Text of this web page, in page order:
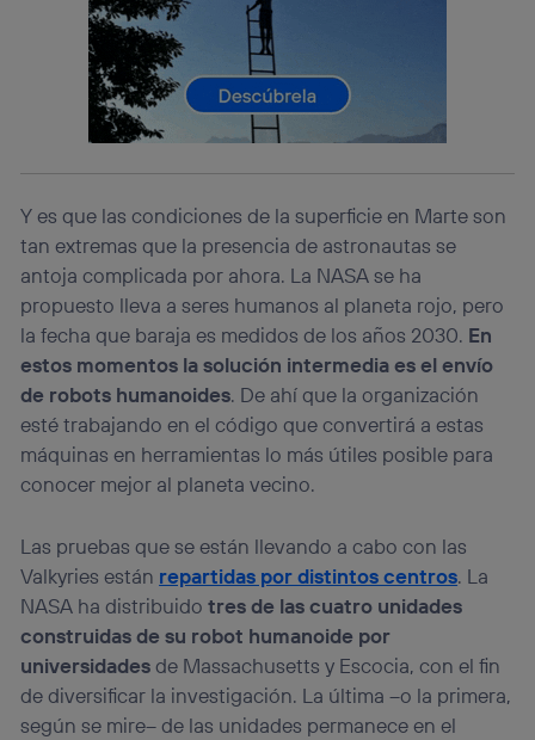
Y es que las condiciones de la superficie en Marte son
tan extremas que la presencia de astronautas se
antoja complicada por ahora. La NASA se ha
propuesto lleva a seres humanos al planeta rojo, pero
la fecha que baraja es medidos de los años 2030. En
estos momentos la solución intermedia es el envío
de robots humanoides. De ahí que la organización
esté trabajando en el código que convertirá a estas
máquinas en herramientas lo más útiles posible para
conocer mejor al planeta vecino.
Las pruebas que se están llevando a cabo con las
Valkyries están repartidas por distintos centros. La
NASA ha distribuidotres de las cuatro unidades
construidas de su robot humanoide por
universidadesde Massachusetts y Escocia, con el fin
de diversificar la investigación. La última –o la primera,
según se mire– de las unidades permanece en el
Este identificador se asigna a la conexión de internet, por
lo que cualquier persona que conecte su dispositivo y
consienta el uso de la tecnología recibirá el mismo
identificador. Típicamente:
Si utilizas una
conexión de banda ancha
el marketing o análisis se realizará en función de las
actividades de navegación de los miembros del hogar
que hayan dado su consentimiento.
Si utilizas
datos móviles
, el marketing será más
personalizado, ya que se basará únicamente en la
navegación del usuario del móvil.
Puedes gestionar los consentimientos Utiq seleccionando
“Administrar Utiq” en la parte inferior de esta página web o
visitando el portal de privacidad de Utiq
(“consenthub”) . Para más información, consulta
la política de privacidad de Utiq.